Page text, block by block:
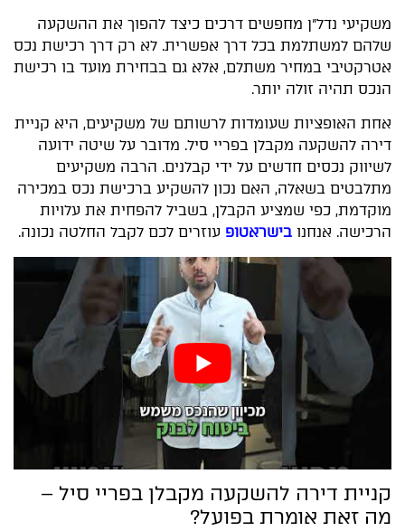
משקיעי נדל"ן מחפשים דרכים כיצד להפוך את ההשקעה
שלהם למשתלמת בכל דרך אפשרית. לא רק דרך רכישת נכס
אטרקטיבי במחיר משתלם, אלא גם בבחירת מועד בו רכישת
הנכס תהיה זולה יותר.
אחת האופציות שעומדות לרשותם של משקיעים, היא קניית
דירה להשקעה מקבלן בפריי סיל. מדובר על שיטה ידועה
לשיווק נכסים חדשים על ידי קבלנים. הרבה משקיעים
מתלבטים בשאלה, האם נכון להשקיע ברכישת נכס במכירה
מוקדמת, כפי שמציע הקבלן, בשביל להפחית את עלויות
הרכישה. אנחנו בישראטופ עוזרים לכם לקבל החלטה נכונה.
קניית דירה להשקעה מקבלן בפריי סיל –
מה זאת אומרת בפועל?